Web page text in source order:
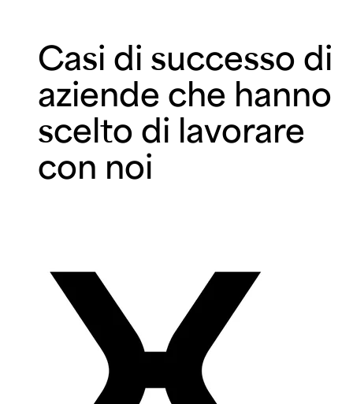
Casi di successo di
aziende che hanno
scelto di lavorare
con noi